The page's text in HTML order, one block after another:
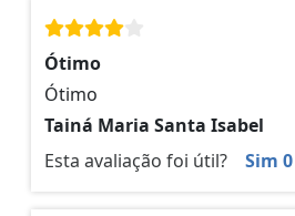
Ótimo
Ótimo
Tainá Maria Santa Isabel
Esta avaliação foi útil?
Sim 0